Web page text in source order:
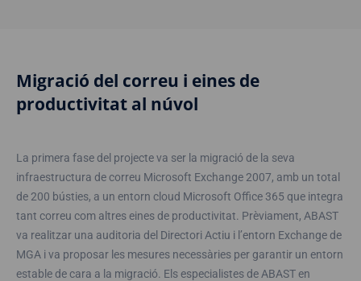
Migració del correu i eines de
productivitat al núvol
La primera fase del projecte va ser la migració de la seva
infraestructura de correu Microsoft Exchange 2007, amb un total
de 200 bústies, a un entorn cloud Microsoft Office 365 que integra
tant correu com altres eines de productivitat. Prèviament, ABAST
va realitzar una auditoria del Directori Actiu i l’entorn Exchange de
MGA i va proposar les mesures necessàries per garantir un entorn
estable de cara a la migració. Els especialistes de ABAST en